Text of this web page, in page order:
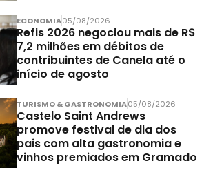
ECONOMIA05/08/2026
Refis 2026 negociou mais de R$
7,2 milhões em débitos de
contribuintes de Canela até o
início de agosto
TURISMO & GASTRONOMIA05/08/2026
Castelo Saint Andrews
promove festival de dia dos
pais com alta gastronomia e
vinhos premiados em Gramado